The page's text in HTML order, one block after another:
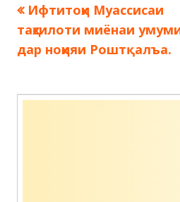
Навигация
по
Предыдущая
запись:
Ифтитоҳи Муассисаи
таҳсилоти миёнаи
дар ноҳияи Роштқалъа.
Содержимое